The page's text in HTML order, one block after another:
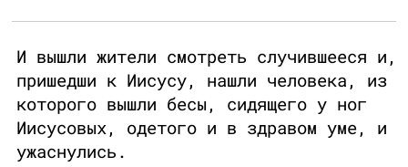
И вышли жители смотреть случившееся и,
пришедши к Иисусу, нашли человека, из
которого вышли бесы, сидящего у ног
Иисусовых, одетого и в здравом уме, и
ужаснулись.